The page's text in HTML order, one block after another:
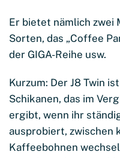
Er bietet nämlich zwei
Sorten, das „Coffee
der GIGA-Reihe usw.
Kurzum: Der J8 Twin
Schikanen, das im
ergibt, wenn ihr
ausprobiert, zwischen
Kaffeebohnen